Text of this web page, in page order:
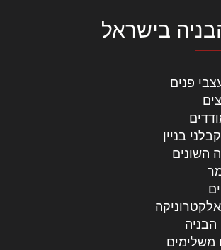
בישראל
פנים
בניין
השונים
הבניה
משלימים